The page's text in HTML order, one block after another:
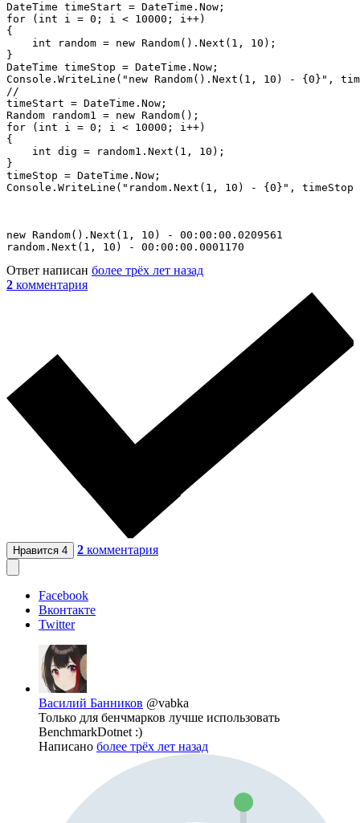
DateTime timeStart = DateTime.Now;
for (int i = 0; i < 10000; i++)
{
    int random = new Random().Next(1, 10);
}
DateTime timeStop = DateTime.Now;
Console.WriteLine("new Random().Next(1, 10) - {0}",
//
timeStart = DateTime.Now;
Random random1 = new Random();
for (int i = 0; i < 10000; i++)
{
    int dig = random1.Next(1, 10);
}
timeStop = DateTime.Now;
Console.WriteLine("random.Next(1, 10) - {0}",
new Random().Next(1, 10) - 00:00:00.0209561
random.Next(1, 10) - 00:00:00.0001170
Ответ написан более трёх лет назад
2 комментария
Нравится 4 2 комментария
Facebook
Вконтакте
Twitter
Василий Банников @vabka
Только для бенчмарков лучше использовать
BenchmarkDotnet :)
Написано более трёх лет назад